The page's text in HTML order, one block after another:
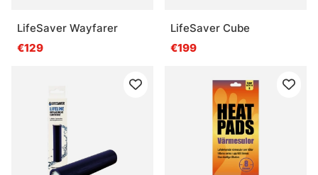
LifeSaver Wayfarer
€129
LifeSaver Cube
€199